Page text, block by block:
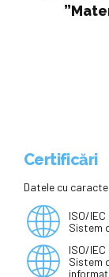
Certificări
Datele cu
ISO/
Sistem
ISO/
Sistem